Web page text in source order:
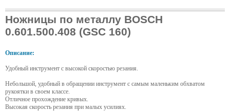
Ножницы по металлу BOSCH
0.601.500.408 (GSC 160)
Описание:
Удобный инструмент с высокой скоростью резания.
Небольшой, удобный в обращении инструмент с самым маленьким обхватом
рукоятки в своем классе.
Отличное прохождение кривых.
Высокая скорость резания при малых усилиях.